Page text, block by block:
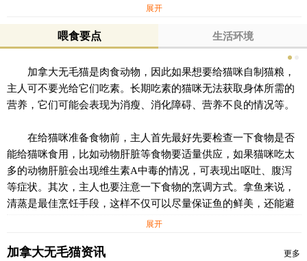
展开
喂食要点 生活环境
加拿大无毛猫是肉食动物，因此如果想要给猫咪自制猫粮，
主人可不要光给它们吃素。长期吃素的猫咪无法获取身体所需的
营养，它们可能会表现为消瘦、消化障碍、营养不良的情况等。
在给猫咪准备食物前，主人首先最好先要检查一下食物是否
能给猫咪食用，比如动物肝脏等食物要适量供应，如果猫咪吃太
多的动物肝脏会出现维生素A中毒的情况，可表现出呕吐、腹泻
等症状。其次，主人也要注意一下食物的烹调方式。拿鱼来说，
清蒸是最佳烹饪手段，这样不仅可以尽量保证鱼的鲜美，还能避
免猫咪摄入过多的盐和油等。此外，有主人会给猫咪喂生食，如
虫病等。对于吃生食的猫咪，主人还需要定期给它们驱虫。
展开
加拿大无毛猫资讯 更多